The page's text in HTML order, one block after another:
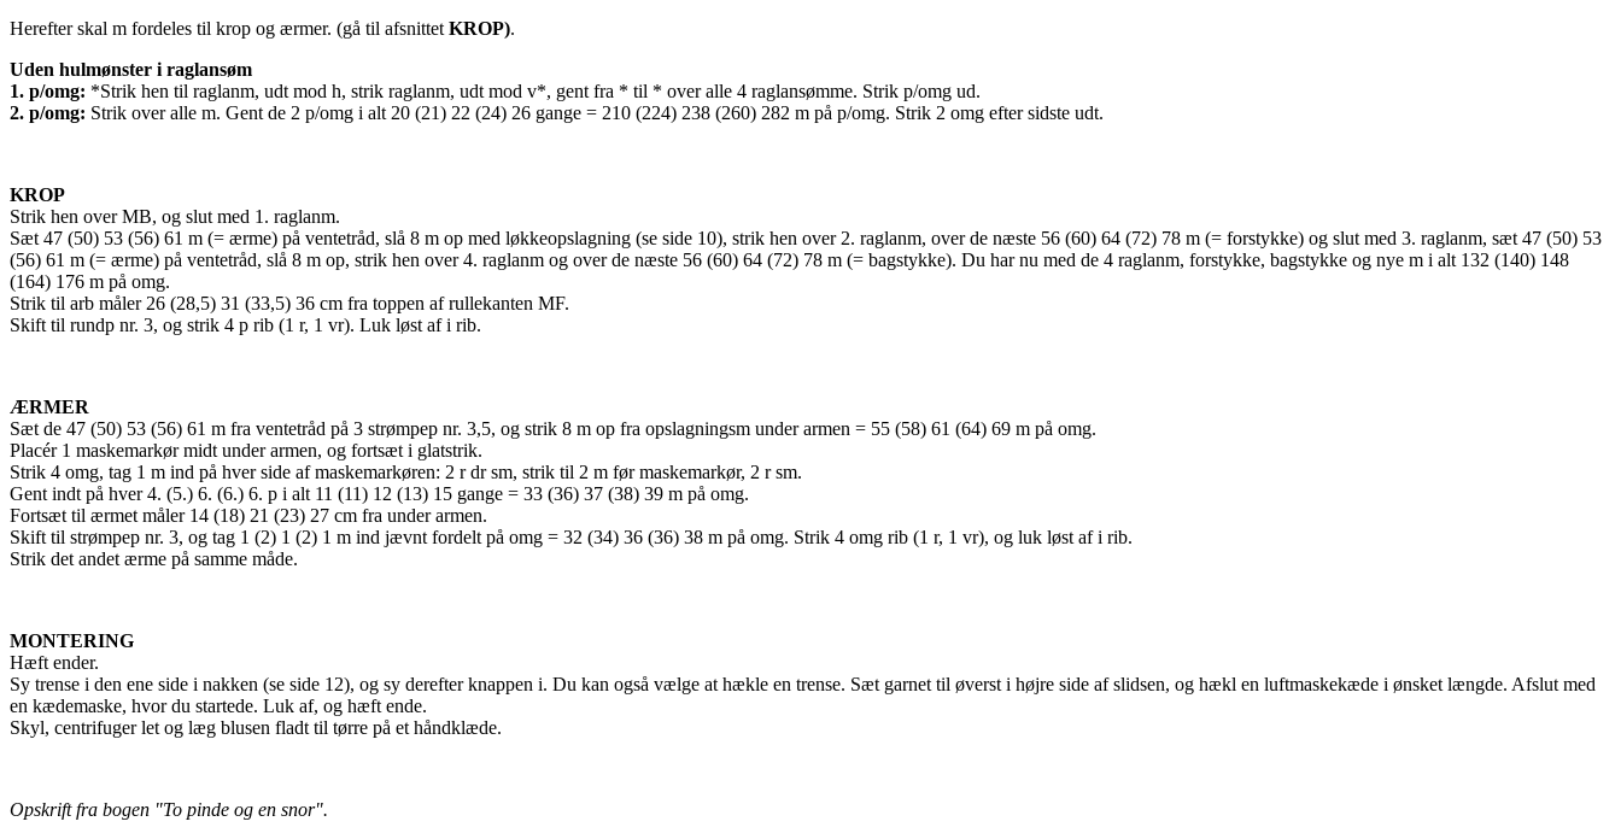
Herefter skal m fordeles til krop og ærmer. (gå til afsnittet KROP).
Uden hulmønster i raglansøm
1. p/omg: *Strik hen til raglanm, udt mod h, strik raglanm, udt mod v*, gent fra * til * over alle 4 raglansømme. Strik p/omg ud.
2. p/omg: Strik over alle m. Gent de 2 p/omg i alt 20 (21) 22 (24) 26 gange = 210 (224) 238 (260) 282 m på p/omg. Strik 2 omg efter sidste udt.
KROP
Strik hen over MB, og slut med 1. raglanm.
Sæt 47 (50) 53 (56) 61 m (= ærme) på ventetråd, slå 8 m op med løkkeopslagning (se side 10), strik hen over 2. raglanm, over de næste 56 (60) 64 (72) 78 m (= forstykke) og slut med 3. raglanm, sæt 47 (50) 53
(56) 61 m (= ærme) på ventetråd, slå 8 m op, strik hen over 4. raglanm og over de næste 56 (60) 64 (72) 78 m (= bagstykke). Du har nu med de 4 raglanm, forstykke, bagstykke og nye m i alt 132 (140) 148
(164) 176 m på omg.
Strik til arb måler 26 (28,5) 31 (33,5) 36 cm fra toppen af rullekanten MF.
Skift til rundp nr. 3, og strik 4 p rib (1 r, 1 vr). Luk løst af i rib.
ÆRMER
Sæt de 47 (50) 53 (56) 61 m fra ventetråd på 3 strømpep nr. 3,5, og strik 8 m op fra opslagningsm under armen = 55 (58) 61 (64) 69 m på omg.
Placér 1 maskemarkør midt under armen, og fortsæt i glatstrik.
Strik 4 omg, tag 1 m ind på hver side af maskemarkøren: 2 r dr sm, strik til 2 m før maskemarkør, 2 r sm.
Gent indt på hver 4. (5.) 6. (6.) 6. p i alt 11 (11) 12 (13) 15 gange = 33 (36) 37 (38) 39 m på omg.
Fortsæt til ærmet måler 14 (18) 21 (23) 27 cm fra under armen.
Skift til strømpep nr. 3, og tag 1 (2) 1 (2) 1 m ind jævnt fordelt på omg = 32 (34) 36 (36) 38 m på omg. Strik 4 omg rib (1 r, 1 vr), og luk løst af i rib.
Strik det andet ærme på samme måde.
MONTERING
Hæft ender.
Sy trense i den ene side i nakken (se side 12), og sy derefter knappen i. Du kan også vælge at hækle en trense. Sæt garnet til øverst i højre side af slidsen, og hækl en luftmaskekæde i ønsket længde. Afslut med
en kædemaske, hvor du startede. Luk af, og hæft ende.
Skyl, centrifuger let og læg blusen fladt til tørre på et håndklæde.
Opskrift fra bogen "To pinde og en snor".